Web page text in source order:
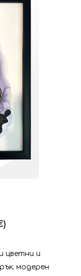
цветни и
, модерен